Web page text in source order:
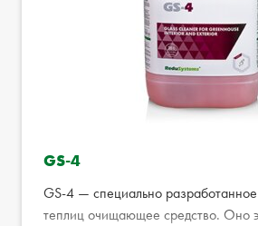
GS-4
GS-4 — специально разработанное
теплиц очищающее средство. Оно